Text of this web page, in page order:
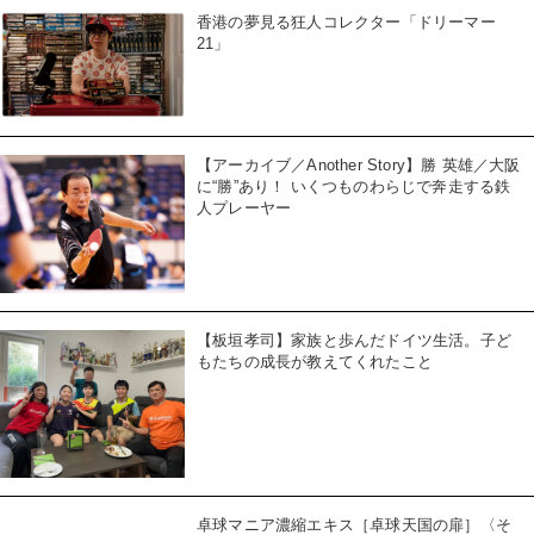
香港の夢見る狂人コレクター「ドリーマー
21」
【アーカイブ／Another Story】勝 英雄／大阪
に“勝”あり！ いくつものわらじで奔走する鉄
人プレーヤー
【板垣孝司】家族と歩んだドイツ生活。子ど
もたちの成長が教えてくれたこと
卓球マニア濃縮エキス［卓球天国の扉］〈そ